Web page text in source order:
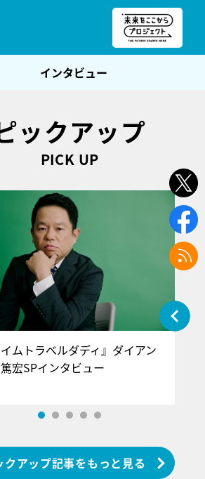
インタビュー
ックアップ
PICK UP
イムトラベルダディ』ダイアン
篤宏SPインタビュー
クアップ記事をもっと見る